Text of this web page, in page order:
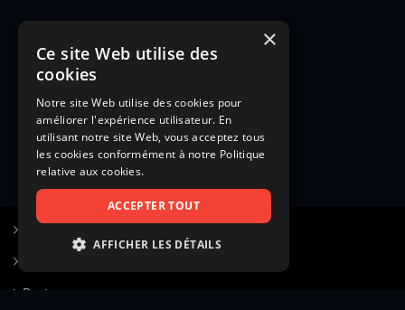
Poster une annonce
×
Ce site Web utilise des
cookies
Notre site Web utilise des cookies pour
améliorer l'expérience utilisateur. En
utilisant notre site Web, vous acceptez tous
les cookies conformément à notre Politique
relative aux cookies.
ACCEPTER TOUT
AFFICHER LES DÉTAILS